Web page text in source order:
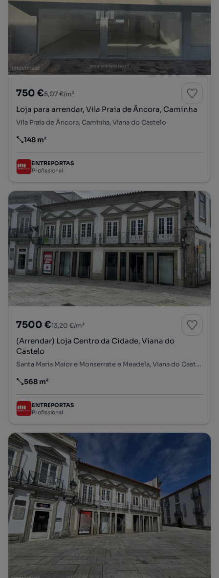
750 €5,07 €/m²
Loja para arrendar, Vila Praia de Âncora, Caminha
Vila Praia de Âncora, Caminha, Viana do Castelo
Preço por metro quadrado
148 m²
ENTREPORTAS
Profissional
7500 €13,20 €/m²
(Arrendar) Loja Centro da Cidade, Viana do
Castelo
Santa Maria Maior e Monserrate e Meadela, Viana do Castelo, Viana do Castelo
Preço por metro quadrado
568 m²
ENTREPORTAS
Profissional